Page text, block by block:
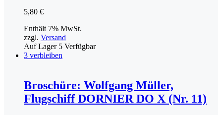
5,80 €
Enthält 7% MwSt.
zzgl. Versand
Auf Lager5 Verfügbar
3 verbleiben
Broschüre: Wolfgang Müller,
Flugschiff DORNIER DO X (Nr. 11)